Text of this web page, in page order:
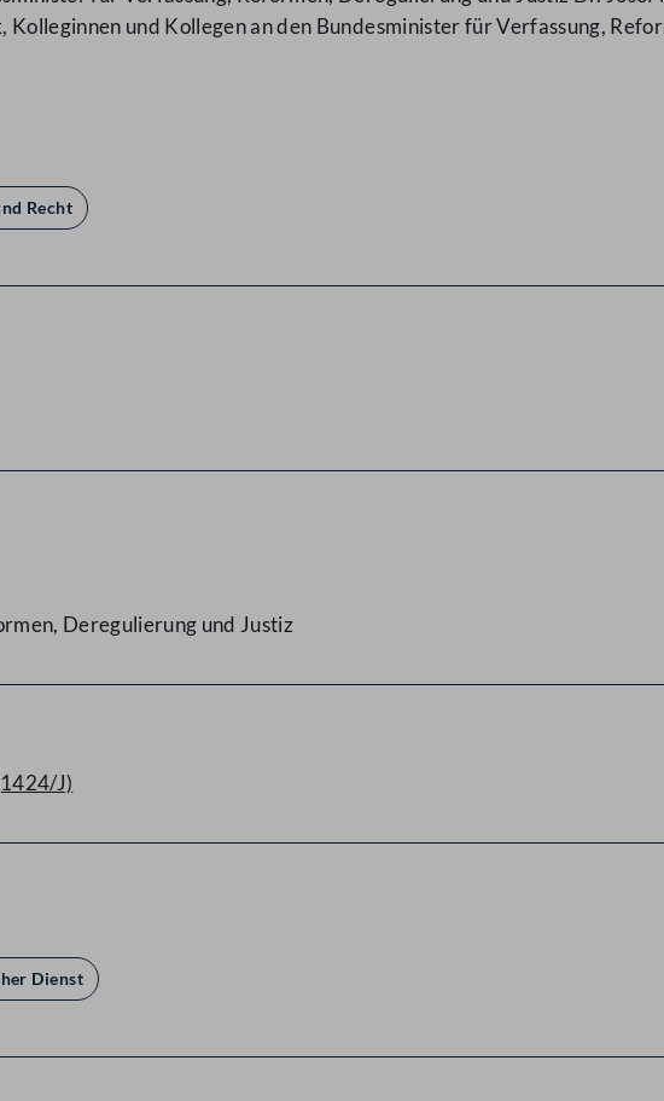
und Kollegen an den Bundesminister für Verfassung,
Recht
Deregulierung und Justiz
J)
Dienst